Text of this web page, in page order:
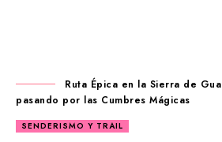
Ruta Épica en la Sierra de
pasando por las Cumbres Mágicas
SENDERISMO Y TRAIL